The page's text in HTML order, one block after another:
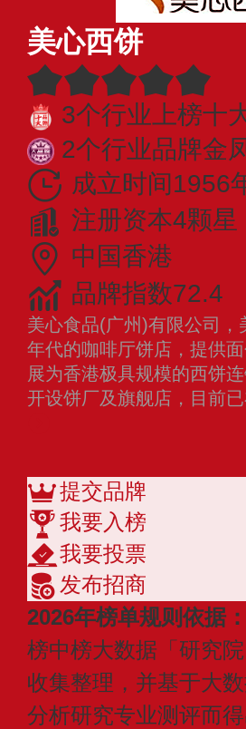
美心西饼
3个行业上榜十
2个行业品牌金
成立时间1956
注册资本4颗星
中国香港
品牌指数72.4
美心食品(广州)有限公司
年代的咖啡厅饼店，提供
展为香港极具规模的西饼
开设饼厂及旗舰店，目前
提交品牌
我要入榜
我要投票
发布招商
2026年榜单规则依据：
榜中榜大数据「研究
收集整理，并基于大
分析研究专业测评而